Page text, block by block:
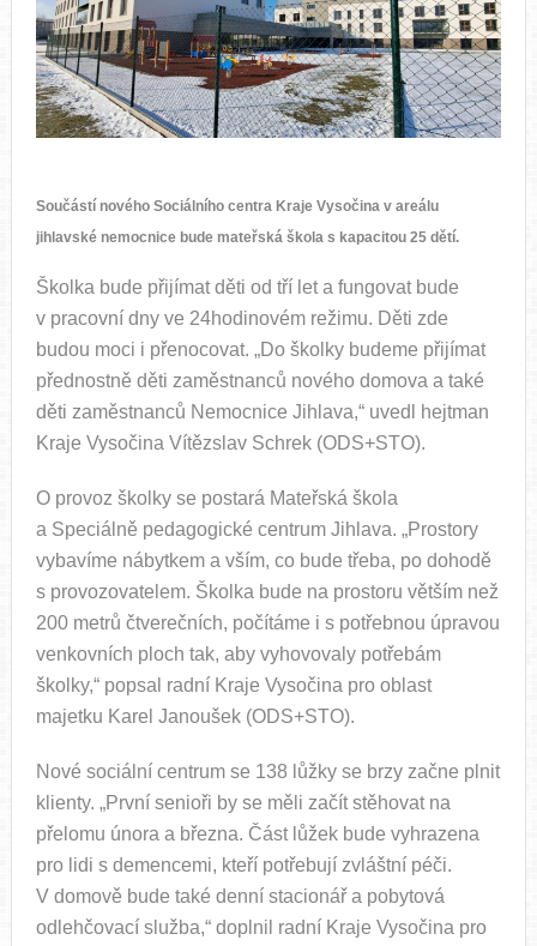
Součástí nového Sociálního centra Kraje Vysočina v areálu
jihlavské nemocnice bude mateřská škola s kapacitou 25 dětí.
Školka bude přijímat děti od tří let a fungovat bude
v pracovní dny ve 24hodinovém režimu. Děti zde
budou moci i přenocovat. „Do školky budeme přijímat
přednostně děti zaměstnanců nového domova a také
děti zaměstnanců Nemocnice Jihlava,“ uvedl hejtman
Kraje Vysočina Vítězslav Schrek (ODS+STO).
O provoz školky se postará Mateřská škola
a Speciálně pedagogické centrum Jihlava. „Prostory
vybavíme nábytkem a vším, co bude třeba, po dohodě
s provozovatelem. Školka bude na prostoru větším než
200 metrů čtverečních, počítáme i s potřebnou úpravou
venkovních ploch tak, aby vyhovovaly potřebám
školky,“ popsal radní Kraje Vysočina pro oblast
majetku Karel Janoušek (ODS+STO).
Nové sociální centrum se 138 lůžky se brzy začne plnit
klienty. „První senioři by se měli začít stěhovat na
přelomu února a března. Část lůžek bude vyhrazena
pro lidi s demencemi, kteří potřebují zvláštní péči.
V domově bude také denní stacionář a pobytová
odlehčovací služba,“ doplnil radní Kraje Vysočina pro